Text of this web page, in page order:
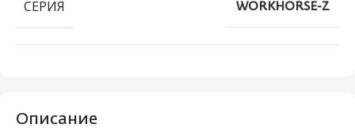
Описание
СЕРИЯ WORKHORSE-Z